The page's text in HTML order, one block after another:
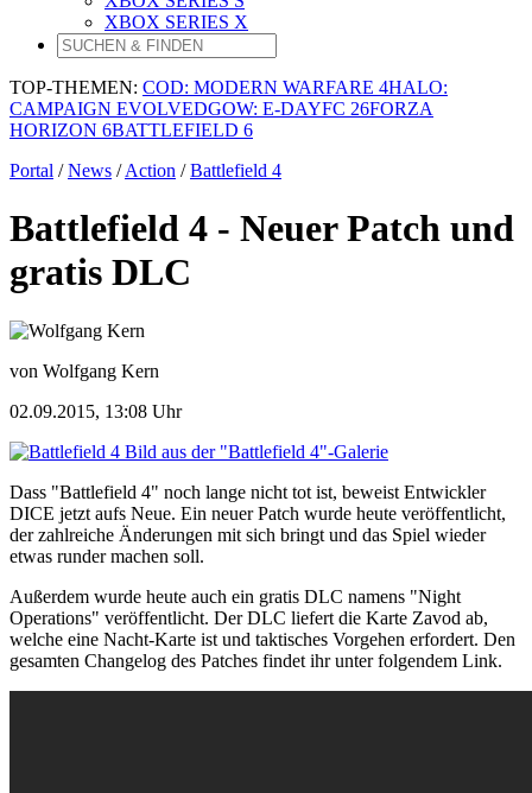
XBOX SERIES X
TOP-THEMEN: COD: MODERN WARFARE 4HALO:
CAMPAIGN EVOLVEDGOW: E-DAYFC 26FORZA
HORIZON 6BATTLEFIELD 6
Portal /News /Action /Battlefield 4
Battlefield 4 - Neuer Patch und
gratis DLC
von Wolfgang Kern
02.09.2015, 13:08 Uhr
Bild aus der "Battlefield 4"-Galerie
Dass "Battlefield 4" noch lange nicht tot ist, beweist Entwickler
DICE jetzt aufs Neue. Ein neuer Patch wurde heute veröffentlicht,
der zahlreiche Änderungen mit sich bringt und das Spiel wieder
etwas runder machen soll.
Außerdem wurde heute auch ein gratis DLC namens "Night
Operations" veröffentlicht. Der DLC liefert die Karte Zavod ab,
welche eine Nacht-Karte ist und taktisches Vorgehen erfordert. Den
gesamten Changelog des Patches findet ihr unter folgendem Link.